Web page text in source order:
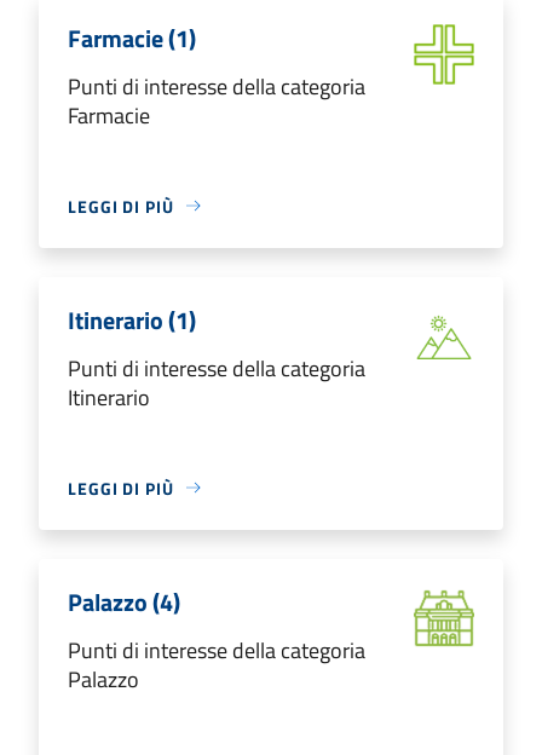
Farmacie (1)
Punti di interesse della categoria
Farmacie
LEGGI DI PIÙ
Itinerario (1)
Punti di interesse della categoria
Itinerario
LEGGI DI PIÙ
Palazzo (4)
Punti di interesse della categoria
Palazzo